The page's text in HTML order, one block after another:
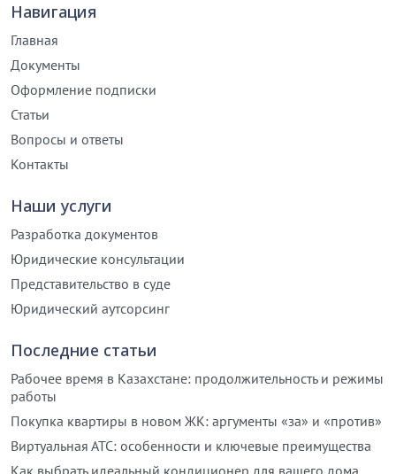
Навигация
Главная
Документы
Оформление подписки
Статьи
Вопросы и ответы
Контакты
Наши услуги
Разработка документов
Юридические консультации
Представительство в суде
Юридический аутсорсинг
Последние статьи
Рабочее время в Казахстане: продолжительность и режимы
работы
Покупка квартиры в новом ЖК: аргументы «за» и «против»
Виртуальная АТС: особенности и ключевые преимущества